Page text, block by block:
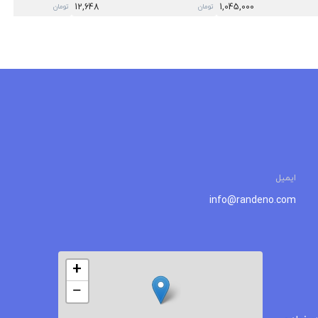
1,045,000 تومان 12,648 تومان
ایمیل
info@randeno.com
+
−